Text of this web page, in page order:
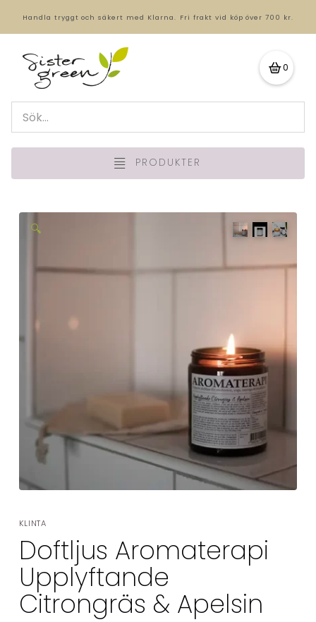
Handla tryggt och säkert med Klarna. Fri frakt vid köp över 700 kr.
0
PRODUKTER
🔍
KLINTA
Doftljus Aromaterapi
Upplyftande
Citrongräs & Apelsin